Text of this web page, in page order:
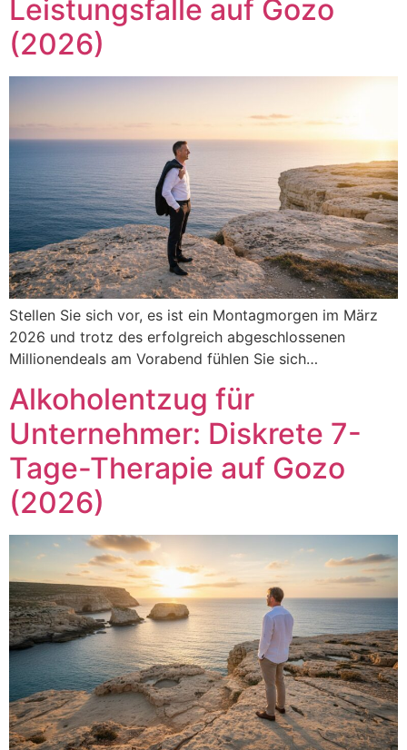
Leistungsfalle auf Gozo
(2026)
Stellen Sie sich vor, es ist ein Montagmorgen im März
2026 und trotz des erfolgreich abgeschlossenen
Millionendeals am Vorabend fühlen Sie sich…
Alkoholentzug für
Unternehmer: Diskrete 7-
Tage-Therapie auf Gozo
(2026)